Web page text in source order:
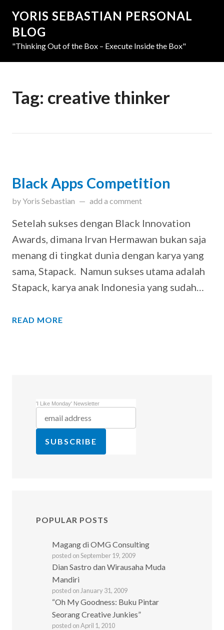
YORIS SEBASTIAN PERSONAL
BLOG
"Thinking Out of the Box – Execute Inside the Box"
Tag: creative thinker
Black Apps Competition
by Yoris Sebastian updated onMarch 31, 2019
add a comment
Setelah sukses dengan Black Innovation
Awards, dimana Irvan Hermawan bukan saja
menang di tingkat dunia dengan karya yang
sama, Stapack. Namun sukses utama adalah
Stapack, karya anak Indonesia yang sudah…
READ MORE
'I Like Monday' Newsletter
POPULAR POSTS
Magang di OMG Consulting
posted on September 19, 2009
Dian Sastro dan Wirausaha Muda
Mandiri
posted on January 31, 2009
“Oh My Goodness: Buku Pintar
Seorang Creative Junkies”
posted on April 1, 2010